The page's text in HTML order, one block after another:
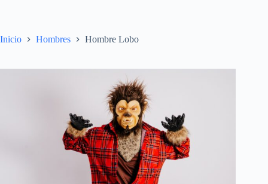
Inicio Hombres Hombre Lobo